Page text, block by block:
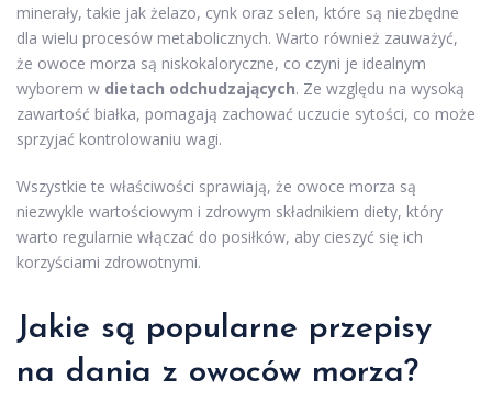
minerały, takie jak żelazo, cynk oraz selen, które są niezbędne
dla wielu procesów metabolicznych. Warto również zauważyć,
że owoce morza są niskokaloryczne, co czyni je idealnym
wyborem w dietach odchudzających. Ze względu na wysoką
zawartość białka, pomagają zachować uczucie sytości, co może
sprzyjać kontrolowaniu wagi.
Wszystkie te właściwości sprawiają, że owoce morza są
niezwykle wartościowym i zdrowym składnikiem diety, który
warto regularnie włączać do posiłków, aby cieszyć się ich
korzyściami zdrowotnymi.
Jakie są popularne przepisy
na dania z owoców morza?